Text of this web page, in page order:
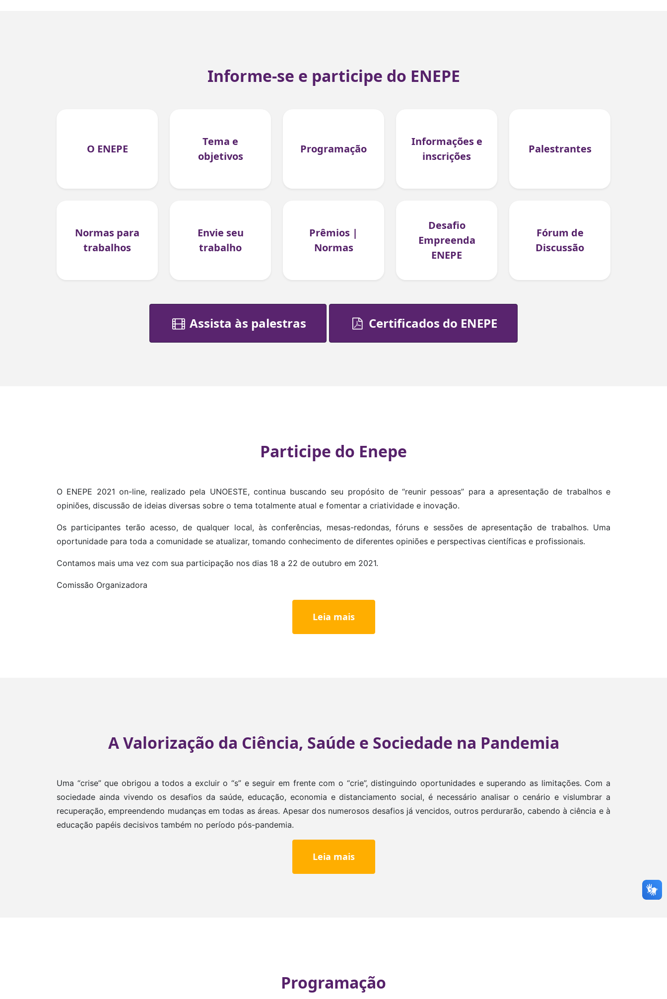
Informe-se e participe do ENEPE
O ENEPE
Tema e
objetivos
Programação
Informações e
inscrições
Palestrantes
Normas para
trabalhos
Envie seu
trabalho
Prêmios |
Normas
Desafio
Empreenda
ENEPE
Fórum de
Discussão
Assista às palestras Certificados do ENEPE
Participe do Enepe
O ENEPE 2021 on-line, realizado pela UNOESTE, continua buscando seu propósito de “reunir pessoas” para a apresentação de trabalhos e
opiniões, discussão de ideias diversas sobre o tema totalmente atual e fomentar a criatividade e inovação.
Os participantes terão acesso, de qualquer local, às conferências, mesas-redondas, fóruns e sessões de apresentação de trabalhos. Uma
oportunidade para toda a comunidade se atualizar, tomando conhecimento de diferentes opiniões e perspectivas científicas e profissionais.
Contamos mais uma vez com sua participação nos dias 18 a 22 de outubro em 2021.
Comissão Organizadora
Leia mais
A Valorização da Ciência, Saúde e Sociedade na Pandemia
Uma “crise” que obrigou a todos a excluir o “s” e seguir em frente com o “crie”, distinguindo oportunidades e superando as limitações. Com a
sociedade ainda vivendo os desafios da saúde, educação, economia e distanciamento social, é necessário analisar o cenário e vislumbrar a
recuperação, empreendendo mudanças em todas as áreas. Apesar dos numerosos desafios já vencidos, outros perdurarão, cabendo à ciência e à
educação papéis decisivos também no período pós-pandemia.
Leia mais
Programação